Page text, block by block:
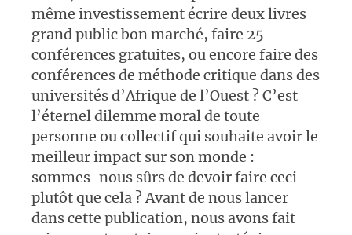
même investissement écrire deux livres
grand public bon marché, faire 25
conférences gratuites, ou encore faire des
conférences de méthode critique dans des
universités d’Afrique de l’Ouest ? C’est
l’éternel dilemme moral de toute
personne ou collectif qui souhaite avoir le
meilleur impact sur son monde :
sommes-nous sûrs de devoir faire ceci
plutôt que cela ? Avant de nous lancer
dans cette publication, nous avons fait